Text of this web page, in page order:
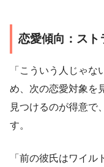
恋愛傾向：スト
「こういう人じゃ
め、次の恋愛対象を
見つけるのが得意で
す。
「前の彼氏はワイ